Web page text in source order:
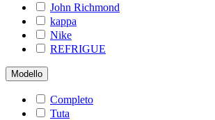
John Richmond
kappa
Nike
REFRIGUE
Modello
Completo
Tuta